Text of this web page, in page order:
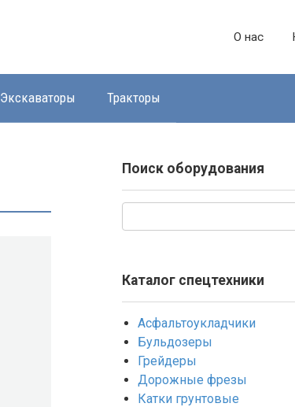
О нас
Экскаваторы Тракторы
Поиск оборудования
Каталог спецтехники
Асфальтоукладчики
Бульдозеры
Грейдеры
Дорожные фрезы
Катки грунтовые